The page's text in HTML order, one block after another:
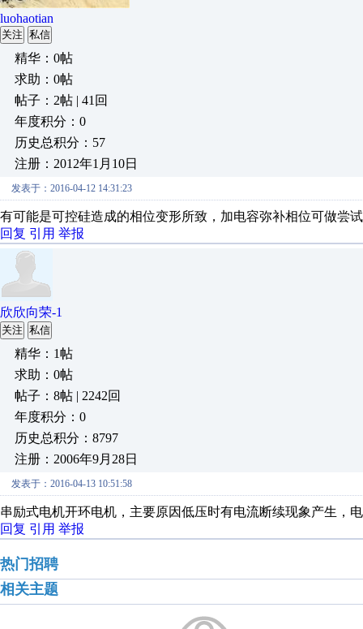
luohaotian
关注 私信
精华：0帖
求助：0帖
帖子：2帖 | 41回
年度积分：0
历史总积分：57
注册：2012年1月10日
发表于：2016-04-12 14:31:23
有可能是可控硅造成的相位变形所致，加电容弥补相位可做尝
回复 引用 举报
欣欣向荣-1
关注 私信
精华：1帖
求助：0帖
帖子：8帖 | 2242回
年度积分：0
历史总积分：8797
注册：2006年9月28日
发表于：2016-04-13 10:51:58
串励式电机开环电机，主要原因低压时有电流断续现象产生，
回复 引用 举报
热门招聘
相关主题